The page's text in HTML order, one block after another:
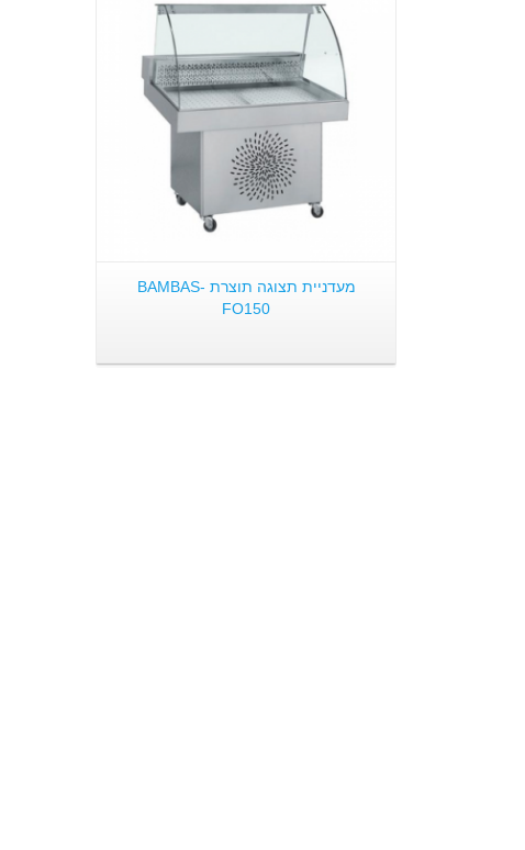
פרטים:
מעדניית תצוגה תוצרת BAMBAS-
FO150